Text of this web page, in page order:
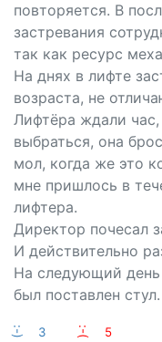
повторяется. В
застревания
так как ресурс
На днях в лифте
возраста, не
Лифтёра ждали час,
выбраться, она
мол, когда же это
мне пришлось в
лифтера.
Директор почесал
И действительно
На следующий
был поставлен стул.
:-) 3 :-( 5